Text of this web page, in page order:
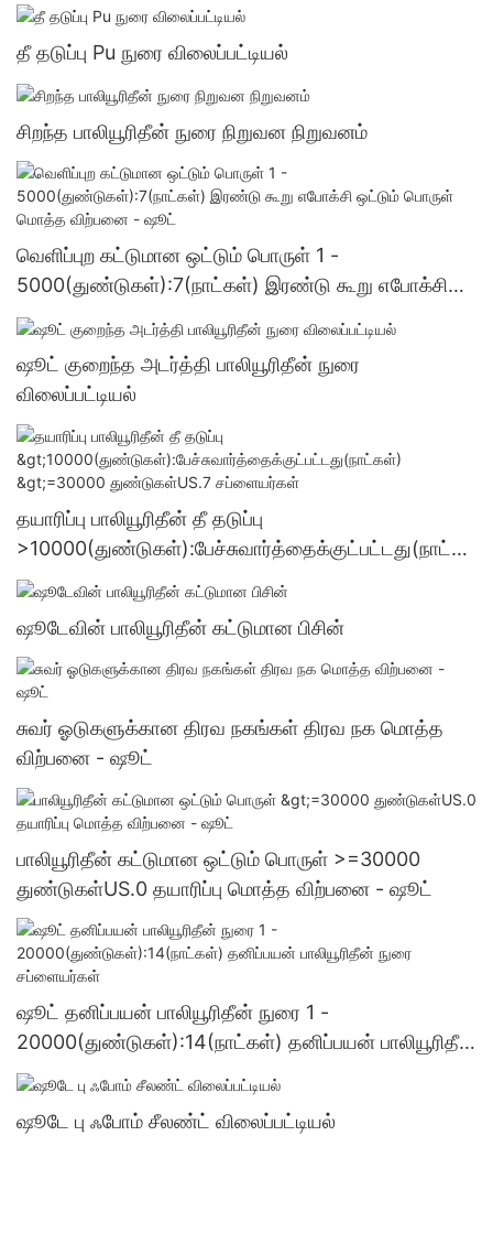
தீ தடுப்பு Pu நுரை விலைப்பட்டியல்
சிறந்த பாலியூரிதீன் நுரை நிறுவன நிறுவனம்
வெளிப்புற கட்டுமான ஒட்டும் பொருள் 1 -
5000(துண்டுகள்):7(நாட்கள்) இரண்டு கூறு எபோக்சி
ஒட்டும் பொருள் மொத்த விற்பனை - ஷூட்
ஷூட் குறைந்த அடர்த்தி பாலியூரிதீன் நுரை
விலைப்பட்டியல்
தயாரிப்பு பாலியூரிதீன் தீ தடுப்பு
>10000(துண்டுகள்):பேச்சுவார்த்தைக்குட்பட்டது(நாட்க
ள்) >=30000 துண்டுகள்US.7 சப்ளையர்கள்
ஷூடேவின் பாலியூரிதீன் கட்டுமான பிசின்
சுவர் ஓடுகளுக்கான திரவ நகங்கள் திரவ நக மொத்த
விற்பனை - ஷூட்
பாலியூரிதீன் கட்டுமான ஒட்டும் பொருள் >=30000
துண்டுகள்US.0 தயாரிப்பு மொத்த விற்பனை - ஷூட்
ஷூட் தனிப்பயன் பாலியூரிதீன் நுரை 1 -
20000(துண்டுகள்):14(நாட்கள்) தனிப்பயன் பாலியூரிதீன்
நுரை சப்ளையர்கள்
ஷூடே பு ஃபோம் சீலண்ட் விலைப்பட்டியல்